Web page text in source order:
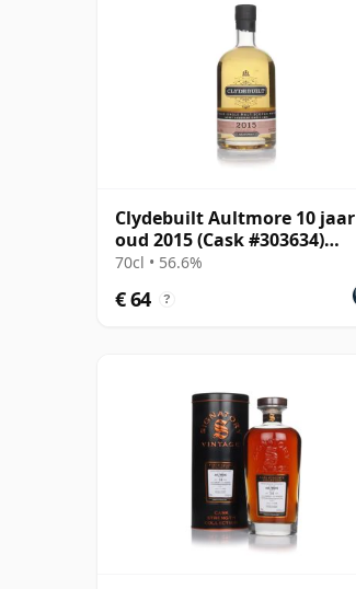
Clydebuilt Aultmore 10 jaar
oud 2015 (Cask #303634)
Bourbon Hogshead
70cl • 56.6%
€ 64 ?